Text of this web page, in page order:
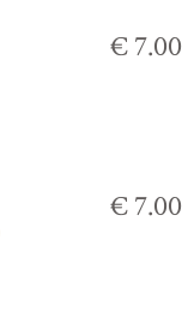
€ 7.00
€ 7.00